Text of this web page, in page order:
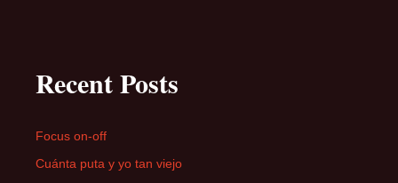
Recent Posts
Focus on-off
Cuánta puta y yo tan viejo